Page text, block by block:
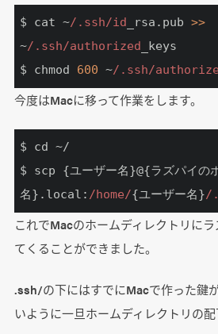
$ cat ~/.ssh/id _rsa.pub
~/.ssh/authorized
_keys
$ chmod 600 ~/.ssh/
今度はMacに移って作業をします。
$ cd ~/
$ scp {ユーザー名}@{ラズパイの
名}.local: /home/{ユーザー名}/
これでMacのホームディレクトリに
てくることができました。
.ssh/の下にはすでにMacで作った鍵
いように一旦ホームディレクトリの配